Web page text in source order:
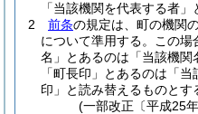
「当該機関を代表する者
2
前条の規定は、町の機関
について準用する。
この場
名」とあるのは「当該機関
「町長印」とあるのは「
印」と読み替えるものとす
(一部改正〔平成25